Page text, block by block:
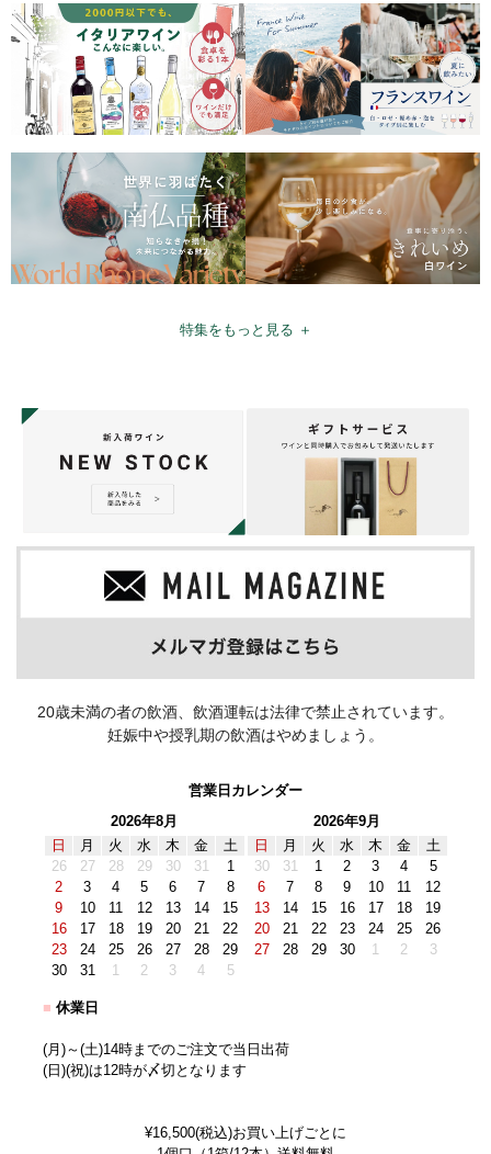
特集をもっと見る ＋
20歳未満の者の飲酒、飲酒運転は法律で禁止されています。
妊娠中や授乳期の飲酒はやめましょう。
営業日カレンダー
2026年8月
日
月 火 水 木 金
土
26
27 28 29 30 31
1
2
3 4 5 6 7
8
9
10 11 12 13 14
15
16
17 18 19 20 21
22
23
24 25 26 27 28
29
30
31 1 2 3 4 5
2026年9月
日
月 火 水 木 金
土
30
31 1 2 3 4
5
6
7 8 9 10 11
12
13
14 15 16 17 18
19
20
21 22 23 24 25
26
27
28 29 30 1 2 3
■ 休業日
(月)～(土)14時までのご注文で当日出荷
(日)(祝)は12時が〆切となります
¥16,500(税込)お買い上げごとに